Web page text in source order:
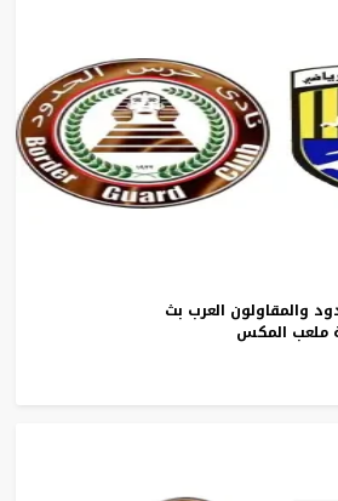
والمقاولون العرب بث
ملعب المكس